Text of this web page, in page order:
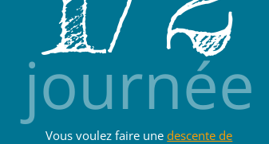
journée
Vous voulez faire unedescente de